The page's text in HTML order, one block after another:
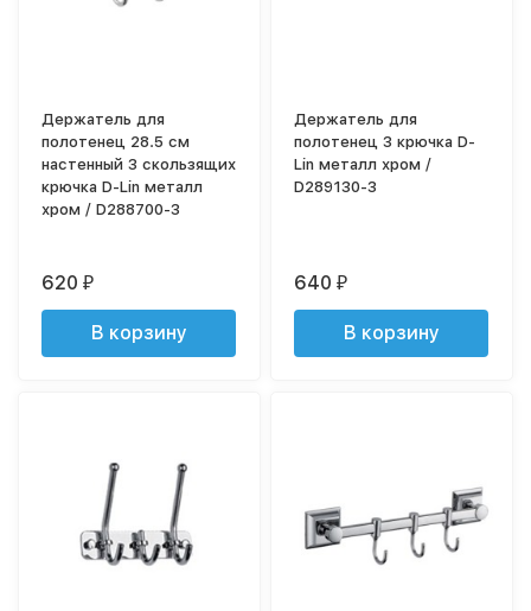
Держатель для
полотенец 28.5 см
настенный 3 скользящих
крючка D-Lin металл
хром / D288700-3
620₽
В корзину
Держатель для
полотенец 3 крючка D-
Lin металл хром /
D289130-3
640₽
В корзину